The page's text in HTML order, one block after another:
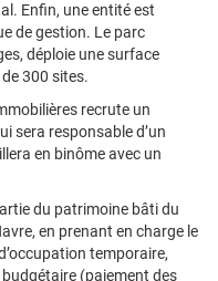
Enfin, une entité est
de gestion. Le parc
déploie une surface
300 sites.
recrute un
sera responsable d’un
en binôme avec un
du patrimoine bâti du
en prenant en charge le
temporaire,
(paiement des